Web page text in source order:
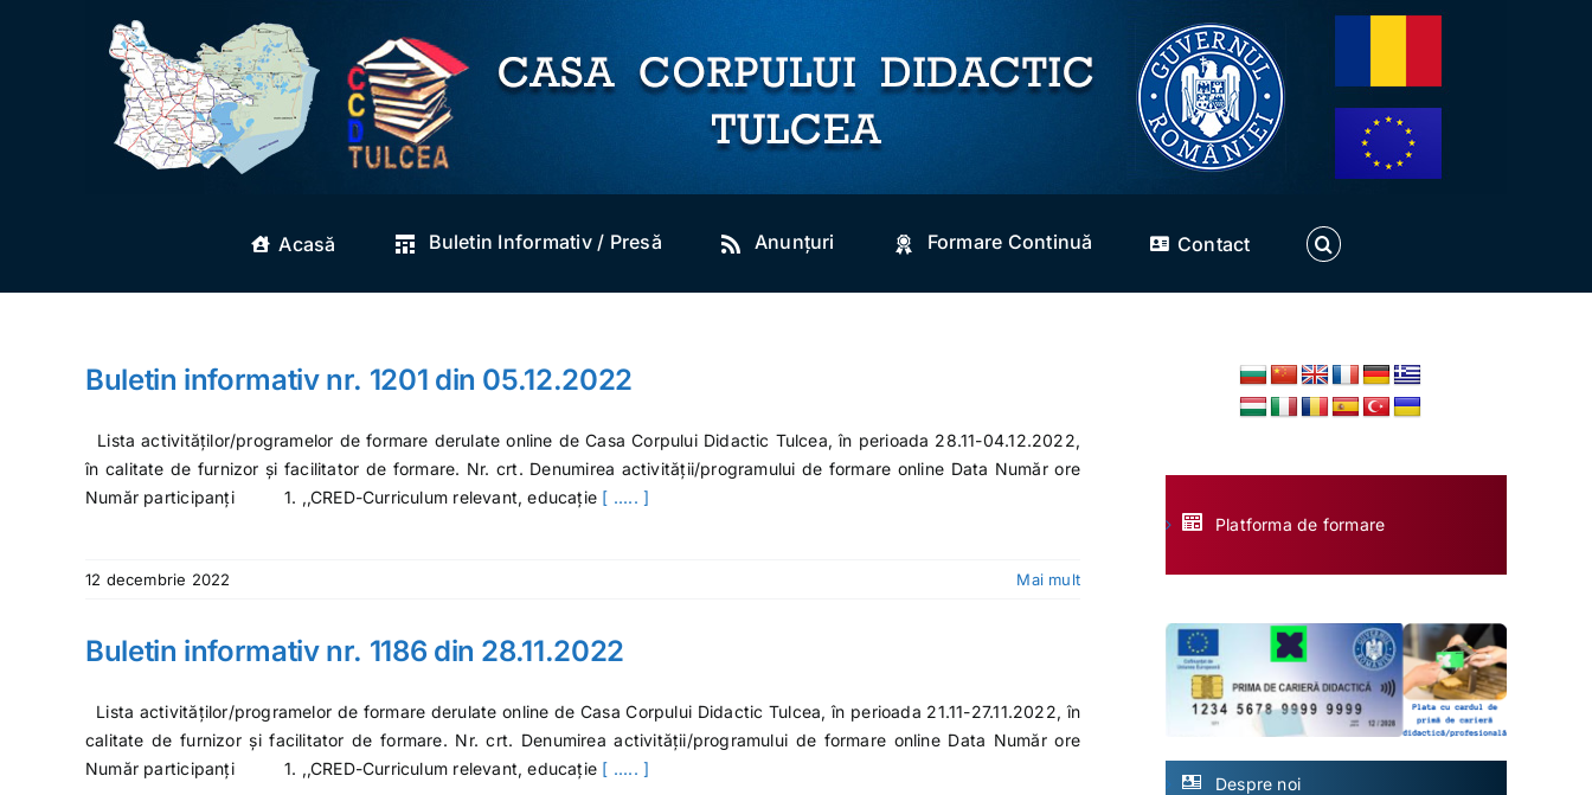
Acasă Buletin Informativ / Presă Anunțuri Formare Continuă Contact
Buletin informativ nr. 1201 din 05.12.2022
Lista activităților/programelor de formare derulate online de Casa Corpului Didactic Tulcea, în perioada 28.11-04.12.2022,
în calitate de furnizor și facilitator de formare. Nr. crt. Denumirea activității/programului de formare online Data Număr ore
Număr participanți 1. ,,CRED-Curriculum relevant, educație [ ..... ]
12 decembrie 2022 Mai mult
Buletin informativ nr. 1186 din 28.11.2022
Lista activităților/programelor de formare derulate online de Casa Corpului Didactic Tulcea, în perioada 21.11-27.11.2022, în
calitate de furnizor și facilitator de formare. Nr. crt. Denumirea activității/programului de formare online Data Număr ore
Număr participanți 1. ,,CRED-Curriculum relevant, educație [ ..... ]
Platforma de formare
Despre noi